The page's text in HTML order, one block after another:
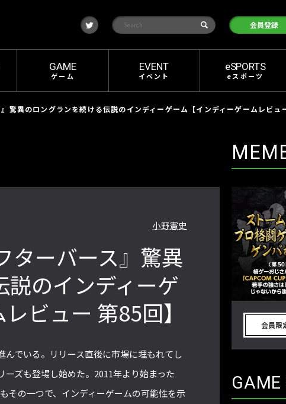
t
w
i
t
検
会員登録
GAME
ゲーム
EVENT
イベント
eSPORTS
eスポーツ
驚異のロングランを続ける伝説のインディーゲーム【インディーゲームレビュ
小野憲史
ターバース』驚異
のインディーゲ
ビュー 第85回】
んでいる。リリース直後に市場に埋もれてし
ズも登場し始めた。2011年より始まった
その一つで、インディーゲームの可能性を示
ターリーグ
省文を見てほし
闘ゲーマーのゲン
『ストV』PS4版とPC版は別のゲーム
性！ 大会での向き合い方を真剣に考
ーマーのゲンバから！ 第51回】
CUP IX」で
「若さ」だ
会員限
GAME